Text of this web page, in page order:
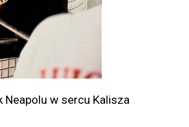
Neapolu w sercu Kalisza